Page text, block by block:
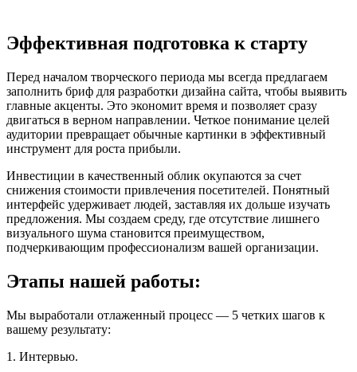
Эффективная подготовка к старту
Перед началом творческого периода мы всегда предлагаем
заполнить бриф для разработки дизайна сайта, чтобы выявить
главные акценты. Это экономит время и позволяет сразу
двигаться в верном направлении. Четкое понимание целей
аудитории превращает обычные картинки в эффективный
инструмент для роста прибыли.
Инвестиции в качественный облик окупаются за счет
снижения стоимости привлечения посетителей. Понятный
интерфейс удерживает людей, заставляя их дольше изучать
предложения. Мы создаем среду, где отсутствие лишнего
визуального шума становится преимуществом,
подчеркивающим профессионализм вашей организации.
Этапы нашей работы:
Мы выработали отлаженный процесс — 5 четких шагов к
вашему результату:
1. Интервью.